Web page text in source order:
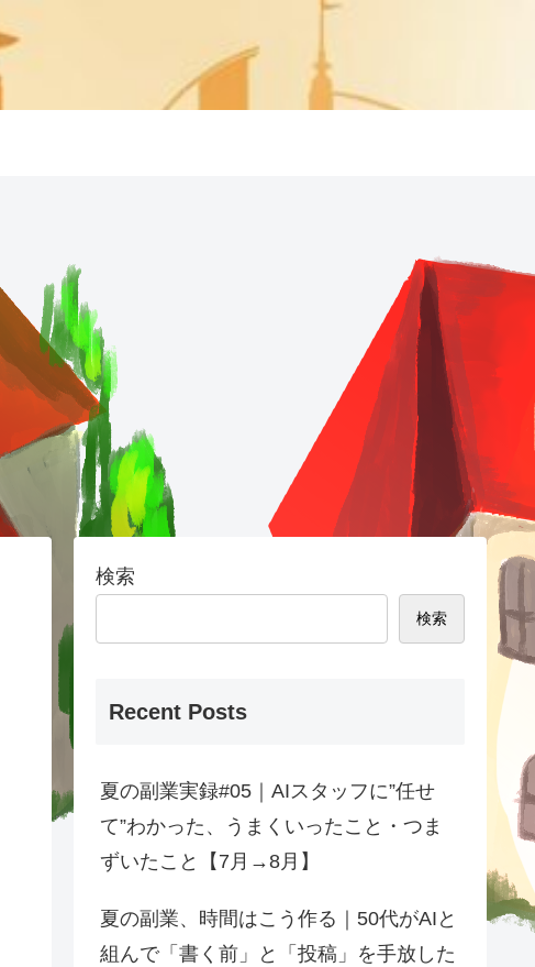
検索
検索
Recent Posts
夏の副業実録#05｜AIスタッフに”任せ
て”わかった、うまくいったこと・つま
ずいたこと【7月→8月】
夏の副業、時間はこう作る｜50代がAIと
組んで「書く前」と「投稿」を手放した